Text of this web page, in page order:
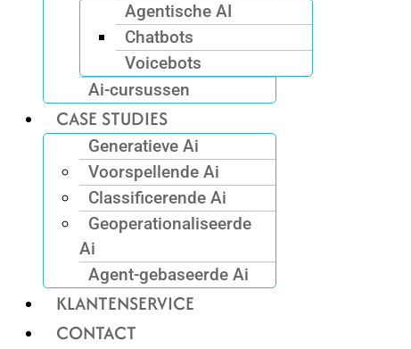
Agentische AI
Chatbots
Voicebots
Ai-cursussen
CASE STUDIES
Generatieve Ai
Voorspellende Ai
Classificerende Ai
Geoperationaliseerde
Ai
Agent-gebaseerde Ai
KLANTENSERVICE
CONTACT